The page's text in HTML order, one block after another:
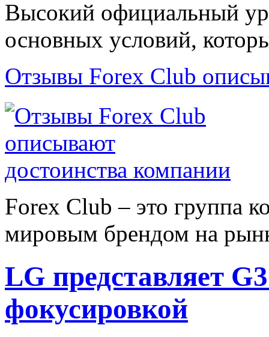
Высокий официальный
основных условий,
Отзывы Forex Сlub
Forex Сlub – это группа
мировым брендом на
LG представляет
фокусировкой